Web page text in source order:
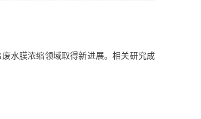
水膜浓缩领域取得新进展。相关研究成